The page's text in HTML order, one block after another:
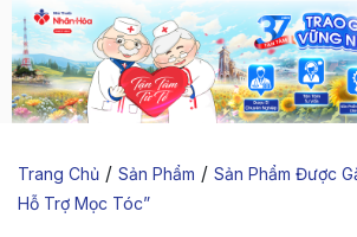
Trang Chủ / Sản Phẩm / Sản Phẩm Được
Hỗ Trợ Mọc Tóc”